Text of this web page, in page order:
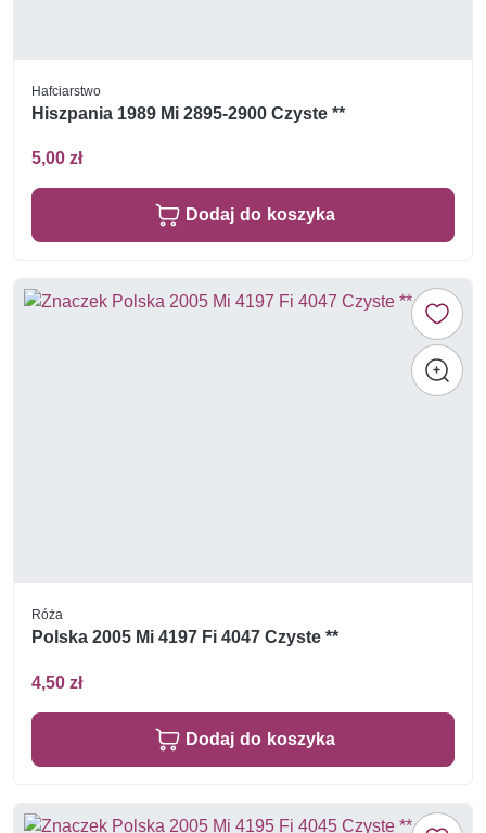
Hafciarstwo
Hiszpania 1989 Mi 2895-2900 Czyste **
5,00 zł
Dodaj do koszyka
Róża
Polska 2005 Mi 4197 Fi 4047 Czyste **
4,50 zł
Dodaj do koszyka